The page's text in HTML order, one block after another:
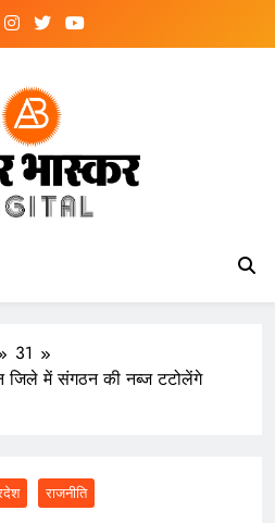
31
जिले में संगठन की नब्ज टटोलेंगे
राजनीति